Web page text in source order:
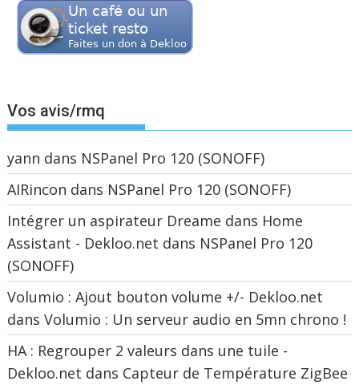
Vos avis/rmq
yann dans NSPanel Pro 120 (SONOFF)
AIRincon dans NSPanel Pro 120 (SONOFF)
Intégrer un aspirateur Dreame dans Home
Assistant - Dekloo.net dans NSPanel Pro 120
(SONOFF)
Volumio : Ajout bouton volume +/- Dekloo.net
dansVolumio : Un serveur audio en 5mn chrono !
HA : Regrouper 2 valeurs dans une tuile -
Dekloo.net dans Capteur de Température ZigBee